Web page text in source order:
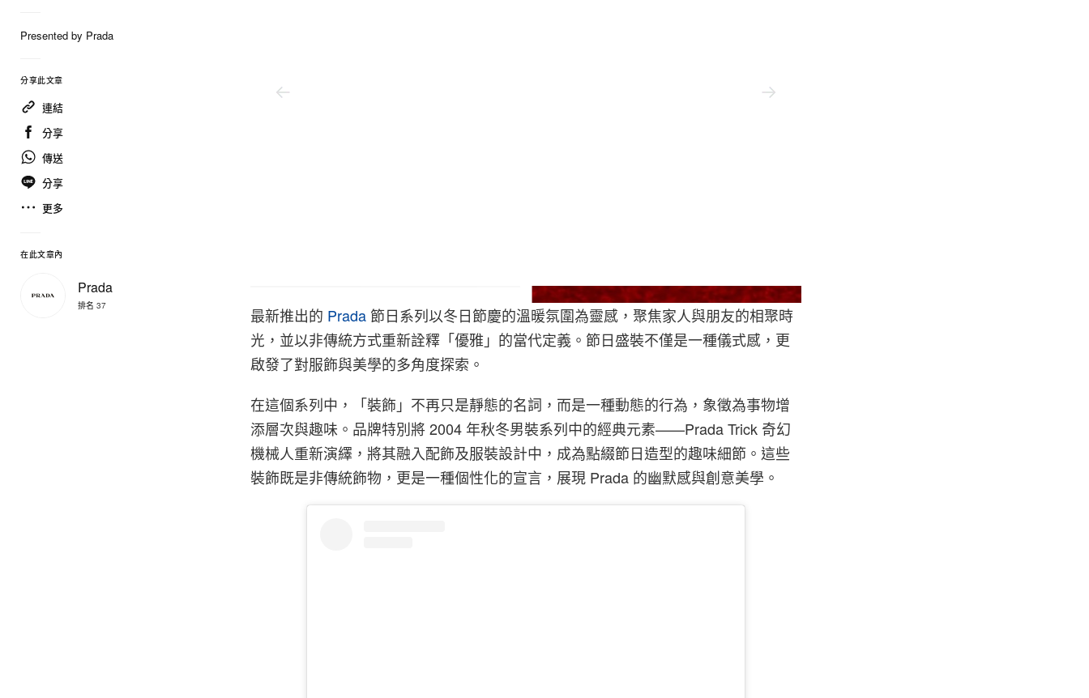
Presented by Prada
分享此文章
連結
分享
傳送
分享
更多
在此文章內
Prada
排名 37
Prada
最新推出的 Prada 節日系列以冬日節慶的溫暖氛圍為靈感，聚焦家人與朋友的相聚時
光，並以非傳統方式重新詮釋「優雅」的當代定義。節日盛裝不僅是一種儀式感，更
啟發了對服飾與美學的多角度探索。
在這個系列中，「裝飾」不再只是靜態的名詞，而是一種動態的行為，象徵為事物增
添層次與趣味。品牌特別將 2004 年秋冬男裝系列中的經典元素——Prada Trick 奇幻
機械人重新演繹，將其融入配飾及服裝設計中，成為點綴節日造型的趣味細節。這些
裝飾既是非傳統飾物，更是一種個性化的宣言，展現 Prada 的幽默感與創意美學。